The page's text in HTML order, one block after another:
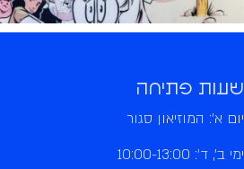
שעות פתיחה
יום א': המוזיאון סגור
ימי ב', ד': 10:00-13:00